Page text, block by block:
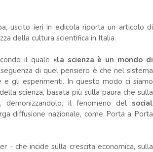
uscito ieri in edicola riporta un articolo di
della cultura scientifica in Italia.
il quale «la scienza è un mondo di
di quel pensiero è che nel sistema
e gli esperimenti. In questo modo ci siamo
scienza, basata più sulla paura che sulla
demonizzandolo, il fenomeno delsocial
diffusione nazionale, come Porta a Porta
- che incide sulla crescita economica, sulla